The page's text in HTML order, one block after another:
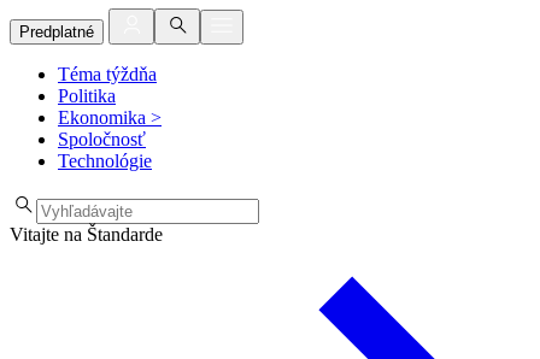
Predplatné
Téma týždňa
Politika
Ekonomika >
Spoločnosť
Technológie
Vitajte na Štandarde